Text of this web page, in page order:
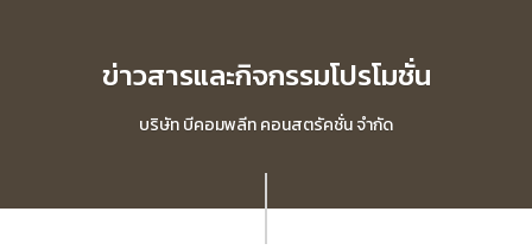
ข่าวสารและกิจกรรมโปรโมชั่น
บริษัท บีคอมพลีท คอนสตรัคชั่น จำกัด